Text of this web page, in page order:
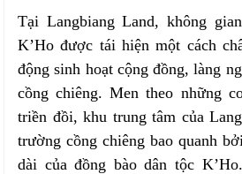
Tại Langbiang Land, không
K’Ho được tái hiện một cách
động sinh hoạt cộng đồng, làng
cồng chiêng. Men theo những
triền đồi, khu trung tâm của
trường cồng chiêng bao quanh
dài của đồng bào dân tộc